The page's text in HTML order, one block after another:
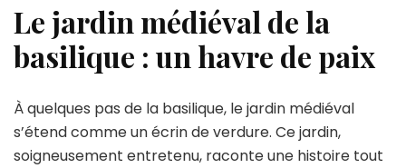
Le jardin médiéval de la
basilique : un havre de paix
À quelques pas de la basilique, le jardin médiéval
s’étend comme un écrin de verdure. Ce jardin,
soigneusement entretenu, raconte une histoire tout